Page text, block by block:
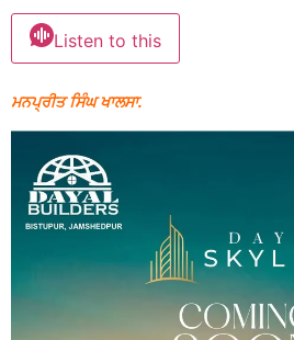
Listen to this
ਮਨਪ੍ਰੀਤ ਸਿੰਘ ਖਾਲਸਾ.